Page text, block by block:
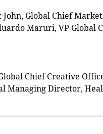
John, Global Chief
Maruri, VP Global
Chief Creative
Managing Director,
Google Brand Studio,